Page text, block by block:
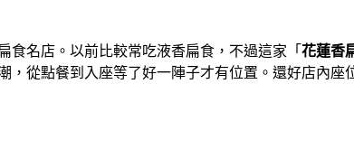
食名店。以前比較常吃液香扁食，不過這家「 花蓮香
從點餐到入座等了好一陣子才有位置。還好店內